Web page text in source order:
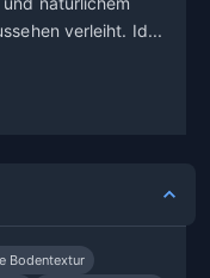
verleiht. Id...
Bodentextur